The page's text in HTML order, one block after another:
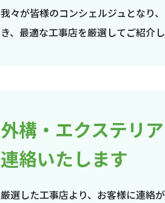
我々が皆様のコンシェルジュとなり
き、最適な工事店を厳選してご紹介し
外構・エクステリ
連絡いたします
厳選した工事店より、お客様に連絡